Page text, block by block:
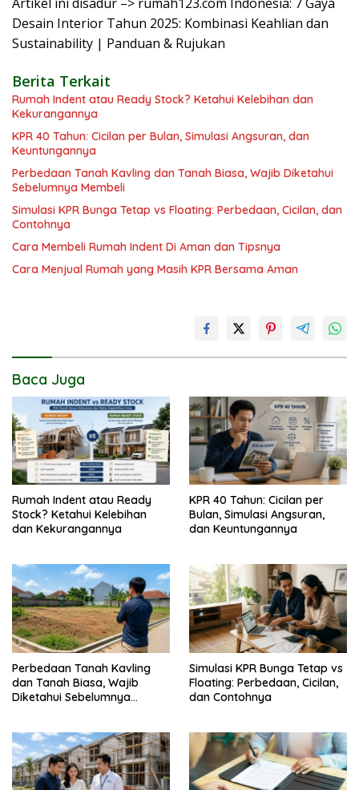
Desain Interior Tahun 2025: Kombinasi Keahlian dan
Sustainability | Panduan & Rujukan
Berita Terkait
Rumah Indent atau Ready Stock? Ketahui Kelebihan dan
Kekurangannya
KPR 40 Tahun: Cicilan per Bulan, Simulasi Angsuran, dan
Keuntungannya
Perbedaan Tanah Kavling dan Tanah Biasa, Wajib Diketahui
Sebelumnya Membeli
Simulasi KPR Bunga Tetap vs Floating: Perbedaan, Cicilan, dan
Contohnya
Cara Membeli Rumah Indent Di Aman dan Tipsnya
Cara Menjual Rumah yang Masih KPR Bersama Aman
Baca Juga
Rumah Indent atau Ready
Stock? Ketahui Kelebihan
dan Kekurangannya
KPR 40 Tahun: Cicilan per
Bulan, Simulasi Angsuran,
dan Keuntungannya
Perbedaan Tanah Kavling
dan Tanah Biasa, Wajib
Diketahui Sebelumnya
Simulasi KPR Bunga Tetap vs
Floating: Perbedaan, Cicilan,
dan Contohnya